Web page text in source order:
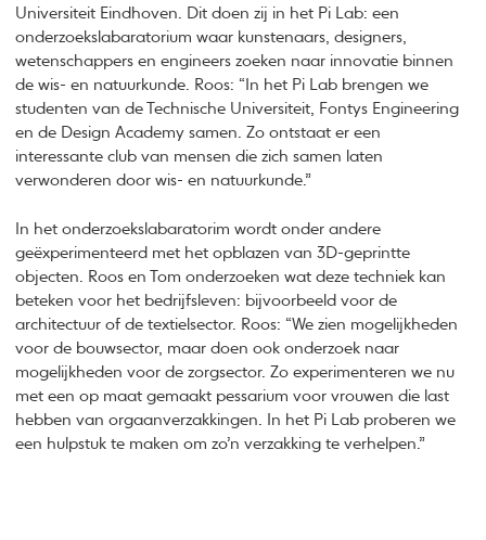
Universiteit Eindhoven. Dit doen zij in het Pi Lab: een
onderzoekslabaratorium waar kunstenaars, designers,
wetenschappers en engineers zoeken naar innovatie binnen
de wis- en natuurkunde. Roos: “In het Pi Lab brengen we
studenten van de Technische Universiteit, Fontys Engineering
en de Design Academy samen. Zo ontstaat er een
interessante club van mensen die zich samen laten
verwonderen door wis- en natuurkunde.”
In het onderzoekslabaratorim wordt onder andere
geëxperimenteerd met het opblazen van 3D-geprintte
objecten. Roos en Tom onderzoeken wat deze techniek kan
beteken voor het bedrijfsleven: bijvoorbeeld voor de
architectuur of de textielsector. Roos: “We zien mogelijkheden
voor de bouwsector, maar doen ook onderzoek naar
mogelijkheden voor de zorgsector. Zo experimenteren we nu
met een op maat gemaakt pessarium voor vrouwen die last
hebben van orgaanverzakkingen. In het Pi Lab proberen we
een hulpstuk te maken om zo’n verzakking te verhelpen.”